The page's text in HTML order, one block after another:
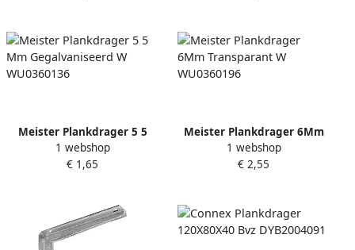
Meister Plankdrager 5 5
Mm Gegalvaniseerd W
WU0360136
1 webshop
€ 1,65
Meister Plankdrager 6Mm
Transparant W WU0360196
1 webshop
€ 2,55